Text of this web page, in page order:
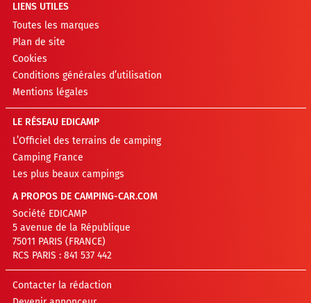
LIENS UTILES
Toutes les marques
Plan de site
Cookies
Conditions générales d’utilisation
Mentions légales
LE RÉSEAU EDICAMP
L’Officiel des terrains de camping
Camping France
Les plus beaux campings
A PROPOS DE CAMPING-CAR.COM
Société EDICAMP
5 avenue de la République
75011 PARIS (FRANCE)
RCS PARIS : 841 537 442
Contacter la rédaction